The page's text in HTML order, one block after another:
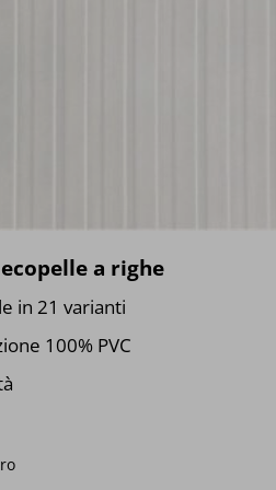
a righe
in 21 varianti
100% PVC